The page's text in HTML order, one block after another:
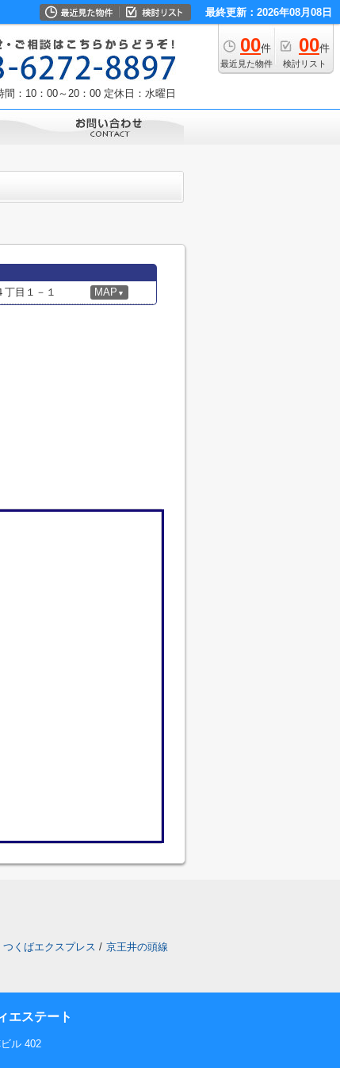
最終更新：2026年08月08日
00件
最近見た物件
00件
検討リスト
間：10：00～20：00 定休日：水曜日
丁目１－１ MAP ▼
つくばエクスプレス / 京王井の頭線
エステート
ル 402